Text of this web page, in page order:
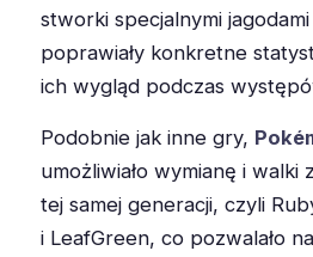
stworki specjalnymi jagodami
poprawiały konkretne
ich wygląd podczas
Podobnie jak inne gry,
umożliwiało wymianę i walki
tej samej generacji, czyli
i LeafGreen, co pozwalało